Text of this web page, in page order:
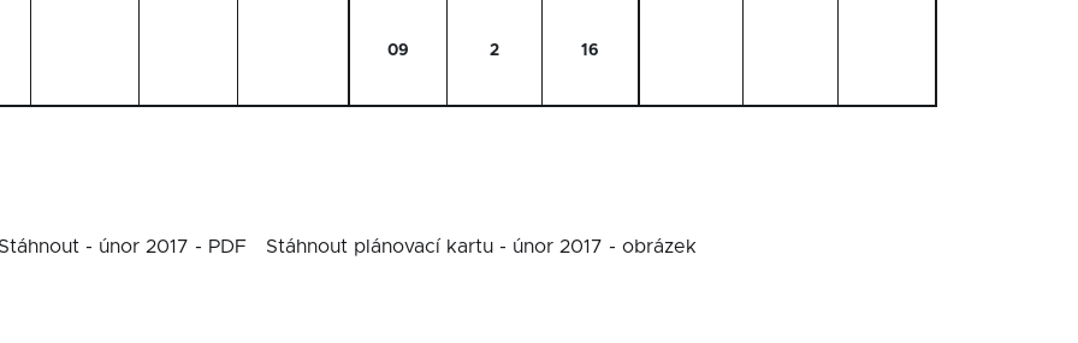
09 2 16
Stáhnout - únor 2017 - PDF Stáhnout plánovací kartu - únor 2017 - obrázek